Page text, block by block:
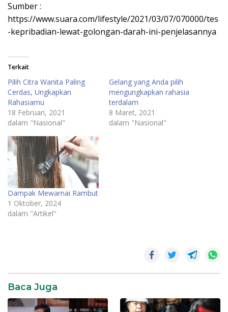
Sumber :
https://www.suara.com/lifestyle/2021/03/07/070000/tes
-kepribadian-lewat-golongan-darah-ini-penjelasannya
Terkait
Pilih Citra Wanita Paling
Cerdas, Ungkapkan
Rahasiamu
18 Februari, 2021
dalam "Nasional"
Gelang yang Anda pilih
mengungkapkan rahasia
terdalam
8 Maret, 2021
dalam "Nasional"
Dampak Mewarnai Rambut
1 Oktober, 2024
dalam "Artikel"
Baca Juga